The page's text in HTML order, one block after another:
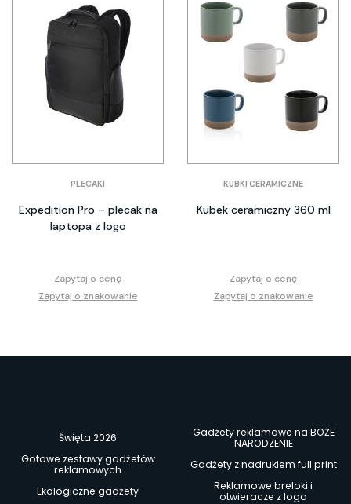
PLECAKI
Expedition Pro – plecak na
laptopa z logo
Zapytaj o cenę
Zapytaj o znakowanie
KUBKI CERAMICZNE
Kubek ceramiczny 360 ml
Zapytaj o cenę
Zapytaj o znakowanie
Święta 2026
Gadżety reklamowe na BOŻE
NARODZENIE
Gotowe zestawy gadżetów
reklamowych
Gadżety z nadrukiem full print
Ekologiczne gadżety
Reklamowe breloki i
otwieracze z logo